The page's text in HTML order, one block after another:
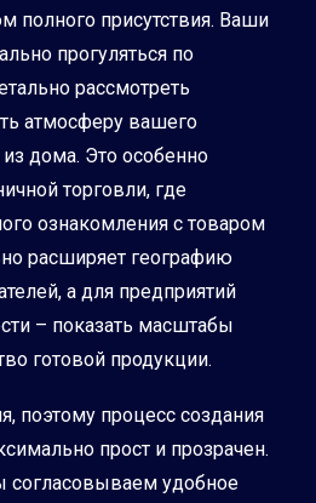
полного присутствия. Ваши
прогуляться по
рассмотреть
атмосферу вашего
дома. Это особенно
торговли, где
ознакомления с товаром
расширяет географию
а для предприятий
– показать масштабы
готовой продукции.
процесс создания
прост и прозрачен.
согласовываем удобное